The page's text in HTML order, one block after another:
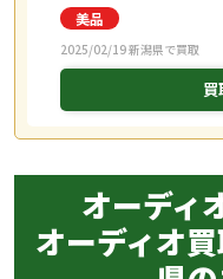
2025/02/19 新潟県で買取
買
オーディ
オーディオ